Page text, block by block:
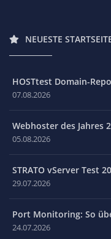
NEUESTE
HOSTtest Domain-
07.08.2026
Webhoster des Jahres
05.08.2026
STRATO vServer Test
29.07.2026
Port Monitoring: So
24.07.2026